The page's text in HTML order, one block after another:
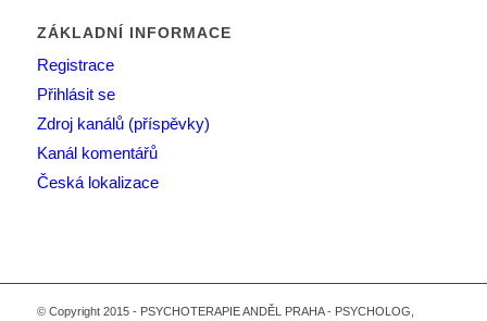
ZÁKLADNÍ INFORMACE
Registrace
Přihlásit se
Zdroj kanálů (příspěvky)
Kanál komentářů
Česká lokalizace
© Copyright 2015 - PSYCHOTERAPIE ANDĚL PRAHA - PSYCHOLOG,